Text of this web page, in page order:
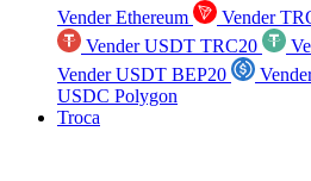
Vender Ethereum
Vender
Vender USDT TRC20
Vender USDT BEP20
USDC Polygon
Troca